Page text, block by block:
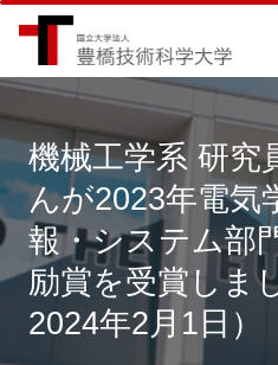
検索結果を
関連サ
機械工学系 研究
んが2023年電気
報・システム部
励賞を受賞しま
2024年2月1日）